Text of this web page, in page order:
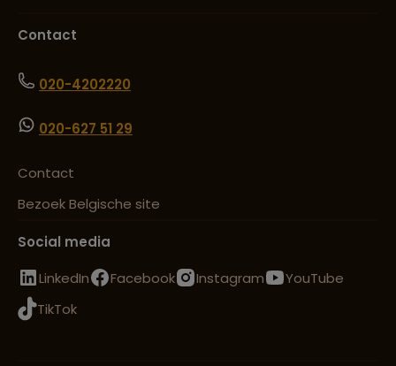
Contact
020-4202220
020-627 51 29
Contact
Bezoek Belgische site
Social media
LinkedIn
Facebook Instagram
YouTube
TikTok